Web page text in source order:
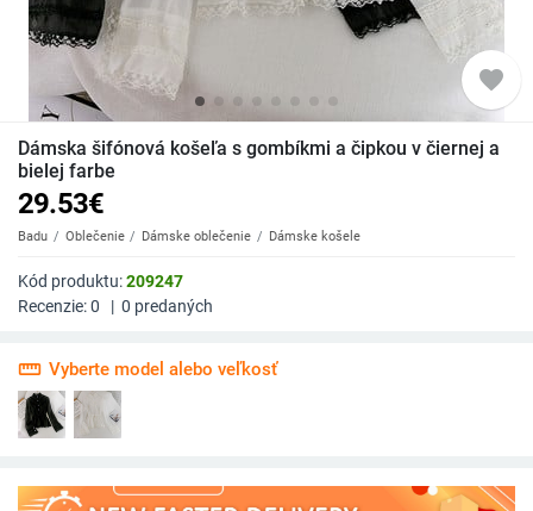
favorite
Dámska šifónová košeľa s gombíkmi a čipkou v čiernej a
bielej farbe
29.53€
Badu Oblečenie Dámske oblečenie Dámske košele
Kód produktu:209247
Recenzie:0 | 0 predaných
straighten Vyberte model alebo veľkosť